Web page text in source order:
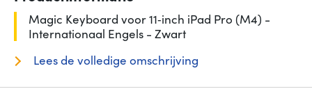
Magic Keyboard voor 11‑inch iPad Pro (M4) -
Internationaal Engels - Zwart
Lees de volledige omschrijving